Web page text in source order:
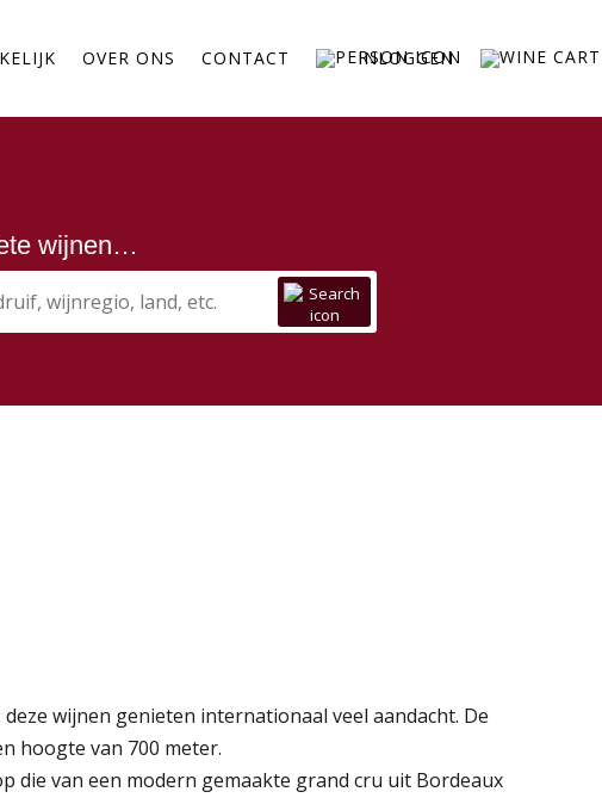
OVER ONS CONTACT INLOGGEN
wijnen…
wijnen genieten internationaal veel aandacht. De
hoogte van 700 meter.
die van een modern gemaakte grand cru uit Bordeaux